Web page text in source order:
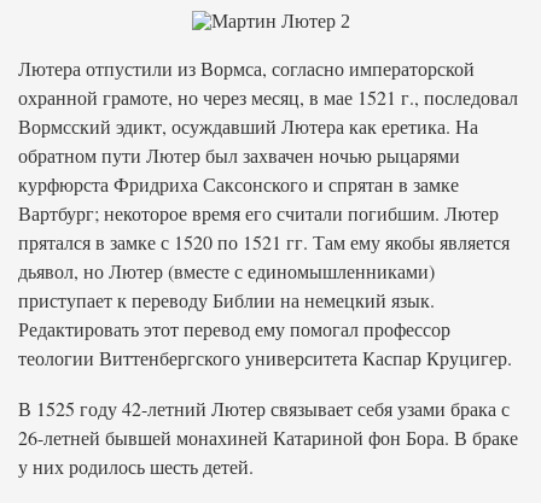
Лютера отпустили из Вормса, согласно императорской
охранной грамоте, но через месяц, в мае 1521 г., последовал
Вормсский эдикт, осуждавший Лютера как еретика. На
обратном пути Лютер был захвачен ночью рыцарями
курфюрста Фридриха Саксонского и спрятан в замке
Вартбург; некоторое время его считали погибшим. Лютер
прятался в замке с 1520 по 1521 гг. Там ему якобы является
дьявол, но Лютер (вместе с единомышленниками)
приступает к переводу Библии на немецкий язык.
Редактировать этот перевод ему помогал профессор
теологии Виттенбергского университета Каспар Круцигер.
В 1525 году 42-летний Лютер связывает себя узами брака с
26-летней бывшей монахиней Катариной фон Бора. В браке
у них родилось шесть детей.